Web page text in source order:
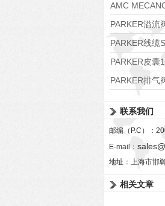
138551
AMC
608074
PARKER溢流
PARKER线缆
PARKER皮囊
PARKER排气
联系我们
邮编（P.C）：
E-mail：
地址：上海市邯
相关文章